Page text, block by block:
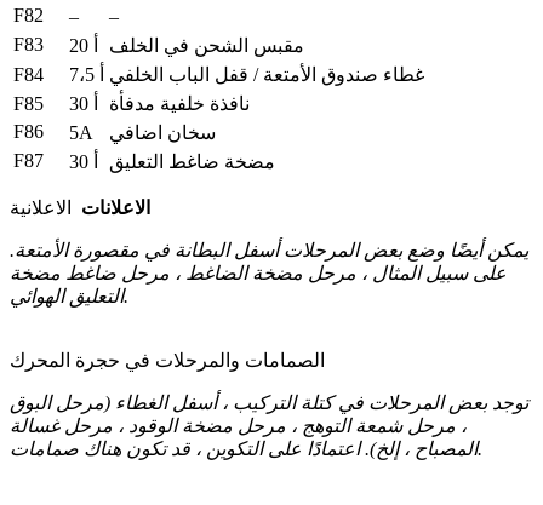
F82
–
–
F83
مقبس الشحن في الخلف
F84
غطاء صندوق الأمتعة / قفل الباب الخلفي
F85
نافذة خلفية مدفأة
F86
5A
سخان اضافي
F87
مضخة ضاغط التعليق
الاعلانات الاعلانية
يمكن أيضًا وضع بعض المرحلات أسفل البطانة في مقصورة الأمتعة.
على سبيل المثال ، مرحل مضخة الضاغط ، مرحل ضاغط مضخة
التعليق الهوائي.
الصمامات والمرحلات في حجرة المحرك
توجد بعض المرحلات في كتلة التركيب ، أسفل الغطاء (مرحل البوق
، مرحل شمعة التوهج ، مرحل مضخة الوقود ، مرحل غسالة
المصباح ، إلخ).اعتمادًا على التكوين ، قد تكون هناك صمامات.